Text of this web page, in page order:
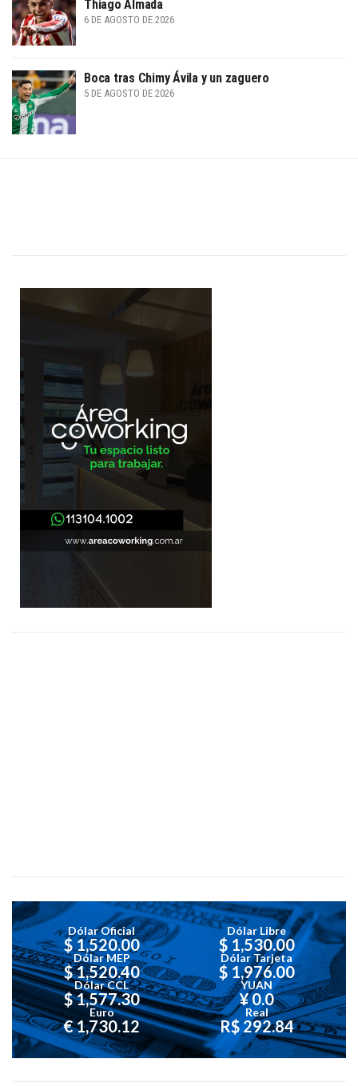
Thiago Almada
6 DE AGOSTO DE 2026
Boca tras Chimy Ávila y un zaguero
5 DE AGOSTO DE 2026
Dólar Oficial
$ 1,520.00
Dólar Libre
$ 1,530.00
Dólar MEP
$ 1,520.40
Dólar Tarjeta
$ 1,976.00
Dólar CCL
$ 1,577.30
YUAN
¥ 0.0
Euro
€ 1,730.12
Real
R$ 292.84